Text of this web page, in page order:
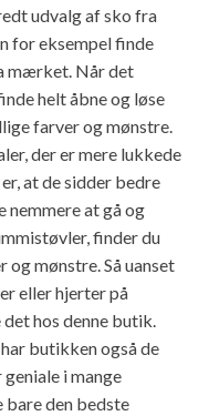
udvalg af sko fra
for eksempel finde
mærket. Når det
helt åbne og løse
farver og mønstre.
der er mere lukkede
at de sidder bedre
nemmere at gå og
finder du
mønstre. Så uanset
eller hjerter på
hos denne butik.
butikken også de
i mange
bare den bedste